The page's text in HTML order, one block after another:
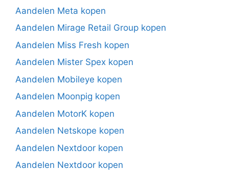
Aandelen Meta kopen
Aandelen Mirage Retail Group kopen
Aandelen Miss Fresh kopen
Aandelen Mister Spex kopen
Aandelen Mobileye kopen
Aandelen Moonpig kopen
Aandelen MotorK kopen
Aandelen Netskope kopen
Aandelen Nextdoor kopen
Aandelen Nextdoor kopen